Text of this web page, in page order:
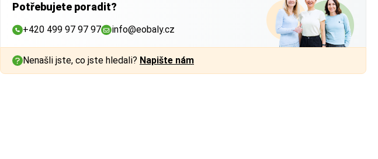
Potřebujete poradit?
+420 499 97 97 97 info@eobaly.cz
Nenašli jste, co jste hledali? Napište nám